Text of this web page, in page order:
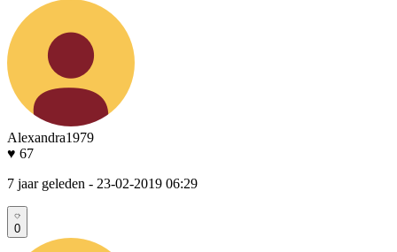
Alexandra1979
♥ 67
7 jaar geleden - 23-02-2019 06:29
0